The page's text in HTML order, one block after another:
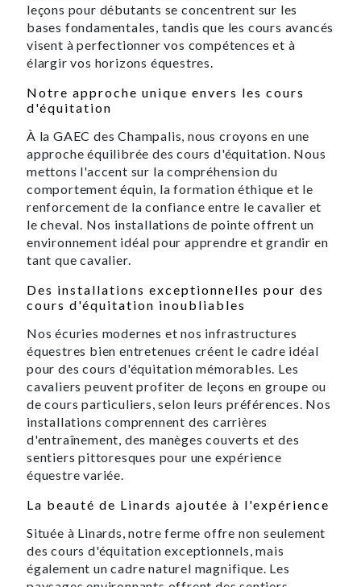
leçons pour débutants se concentrent sur les
bases fondamentales, tandis que les cours avancés
visent à perfectionner vos compétences et à
élargir vos horizons équestres.
Notre approche unique envers les cours
d'équitation
À la GAEC des Champalis, nous croyons en une
approche équilibrée des cours d'équitation. Nous
mettons l'accent sur la compréhension du
comportement équin, la formation éthique et le
renforcement de la confiance entre le cavalier et
le cheval. Nos installations de pointe offrent un
environnement idéal pour apprendre et grandir en
tant que cavalier.
Des installations exceptionnelles pour des
cours d'équitation inoubliables
Nos écuries modernes et nos infrastructures
équestres bien entretenues créent le cadre idéal
pour des cours d'équitation mémorables. Les
cavaliers peuvent profiter de leçons en groupe ou
de cours particuliers, selon leurs préférences. Nos
installations comprennent des carrières
d'entraînement, des manèges couverts et des
sentiers pittoresques pour une expérience
équestre variée.
La beauté de Linards ajoutée à l'expérience
Située à Linards, notre ferme offre non seulement
des cours d'équitation exceptionnels, mais
également un cadre naturel magnifique. Les